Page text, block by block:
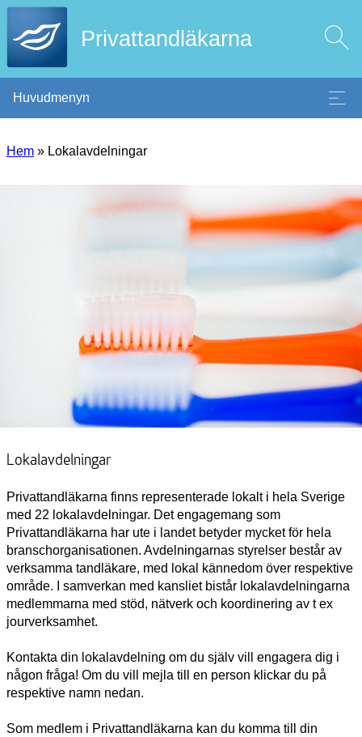
Privattandläkarna
Huvudmenyn
Hem » Lokalavdelningar
Lokalavdelningar
Privattandläkarna finns representerade lokalt i hela Sverige
med 22 lokalavdelningar. Det engagemang som
Privattandläkarna har ute i landet betyder mycket för hela
branschorganisationen. Avdelningarnas styrelser består av
verksamma tandläkare, med lokal kännedom över respektive
område. I samverkan med kansliet bistår lokalavdelningarna
medlemmarna med stöd, nätverk och koordinering av t ex
jourverksamhet.
Kontakta din lokalavdelning om du själv vill engagera dig i
någon fråga! Om du vill mejla till en person klickar du på
respektive namn nedan.
Som medlem i Privattandläkarna kan du komma till din